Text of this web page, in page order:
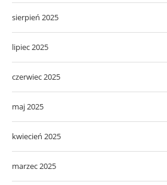
sierpień 2025
lipiec 2025
czerwiec 2025
maj 2025
kwiecień 2025
marzec 2025